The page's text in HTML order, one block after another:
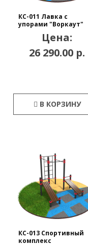
КС-011 Лавка с
упорами "Воркаут"
Цена:
26 290.00 р.
В КОРЗИНУ
КС-013 Спортивный
комплекс